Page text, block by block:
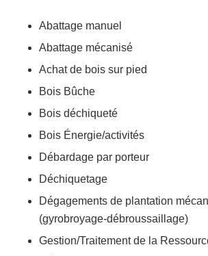
Abattage manuel
Abattage mécanisé
Achat de bois sur pied
Bois Bûche
Bois déchiqueté
Bois Énergie/activités
Débardage par porteur
Déchiquetage
Dégagements de plantation
(gyrobroyage-débroussaillage)
Gestion/Traitement de la